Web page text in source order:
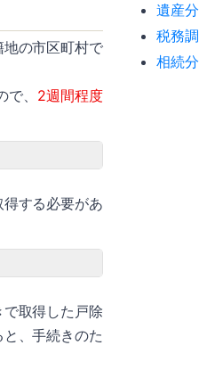
地の市区町村で
、 2週間程度
する必要があ
取得した戸除
と、手続きのた
遺産
税務
相続分